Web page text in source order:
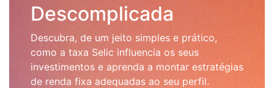
Descomplicada
Descubra, de um jeito simples e prático,
como a taxa Selic influencia os seus
investimentos e aprenda a montar estratégias
de renda fixa adequadas ao seu perfil.